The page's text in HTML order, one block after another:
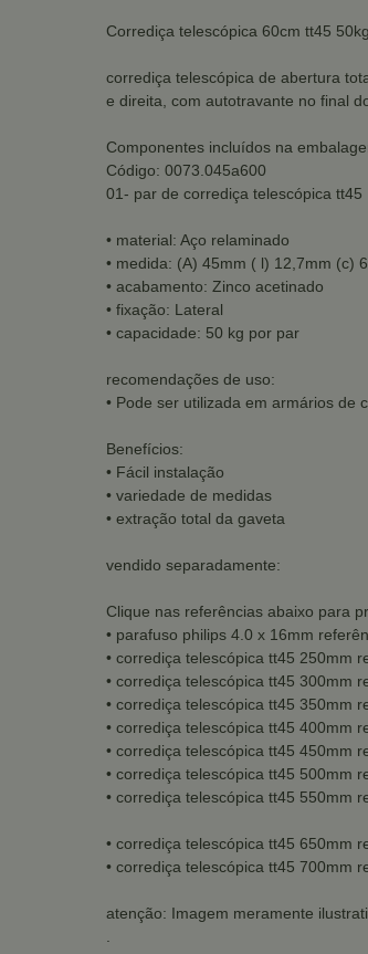
Corrediça telescópica 60cm tt45
corrediça telescópica de abertura
e direita, com autotravante no final
Componentes incluídos na
Código: 0073.045a600
01- par de corrediça telescópica tt45
• material: Aço relaminado
• medida: (A) 45mm ( l) 12,7mm (c)
• acabamento: Zinco acetinado
• fixação: Lateral
• capacidade: 50 kg por par
recomendações de uso:
• Pode ser utilizada em armários de
Benefícios:
• Fácil instalação
• variedade de medidas
• extração total da gaveta
vendido separadamente:
Clique nas referências abaixo para
• parafuso philips 4.0 x 16mm
• corrediça telescópica tt45 250mm
• corrediça telescópica tt45 300mm
• corrediça telescópica tt45 350mm
• corrediça telescópica tt45 400mm
• corrediça telescópica tt45 450mm
• corrediça telescópica tt45 500mm
• corrediça telescópica tt45 550mm
• corrediça telescópica tt45 650mm
• corrediça telescópica tt45 700mm
atenção: Imagem meramente